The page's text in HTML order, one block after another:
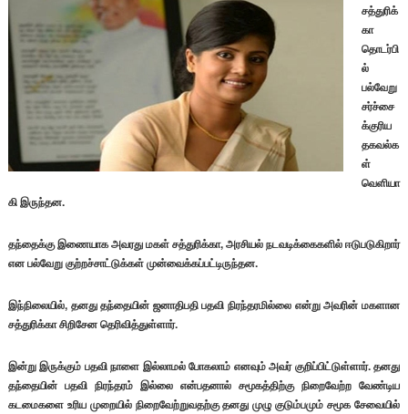
சத்துரிக்
கா
தொடர்பி
ல்
பல்வேறு
சர்ச்சை
க்குரிய
தகவல்க
ள்
வெளியா
கி இருந்தன.
தந்தைக்கு இணையாக அவரது மகள் சத்துரிக்கா, அரசியல் நடவடிக்கைகளில் ஈடுபடுகிறார்
என பல்வேறு குற்றச்சாட்டுக்கள் முன்வைக்கப்பட்டிருந்தன.
இந்நிலையில், தனது தந்தையின் ஜனாதிபதி பதவி நிரந்தரமில்லை என்று அவரின் மகளான
சத்துரிக்கா சிறிசேன தெரிவித்துள்ளார்.
இன்று இருக்கும் பதவி நாளை இல்லாமல் போகலாம் எனவும் அவர் குறிப்பிட்டுள்ளார். தனது
தந்தையின் பதவி நிரந்தரம் இல்லை என்பதனால் சமூகத்திற்கு நிறைவேற்ற வேண்டிய
கடமைகளை உரிய முறையில் நிறைவேற்றுவதற்கு தனது முழு குடும்பமும் சமூக சேவையில்